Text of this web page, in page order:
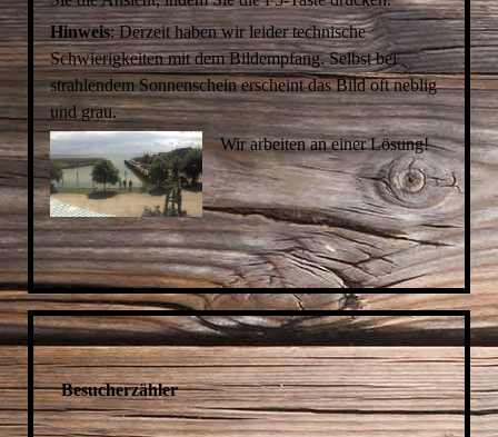
Hinweis: Derzeit haben wir leider technische
Schwierigkeiten mit dem Bildempfang. Selbst bei
strahlendem Sonnenschein erscheint das Bild oft neblig
und grau.
Wir arbeiten an einer Lösung!
Besucherzähler